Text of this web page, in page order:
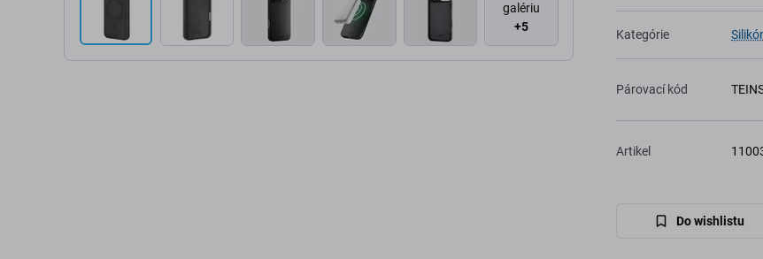
galériu
+5
Kategórie
Párovací kód
Artikel
Do wishlistu